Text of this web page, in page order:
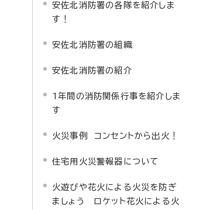
安佐北消防署の各隊を紹介しま
す！
安佐北消防署の組織
安佐北消防署の紹介
1年間の消防関係行事を紹介しま
す
火災事例 コンセントから出火！
住宅用火災警報器について
火遊びや花火による火災を防ぎ
ましょう ロケット花火による火